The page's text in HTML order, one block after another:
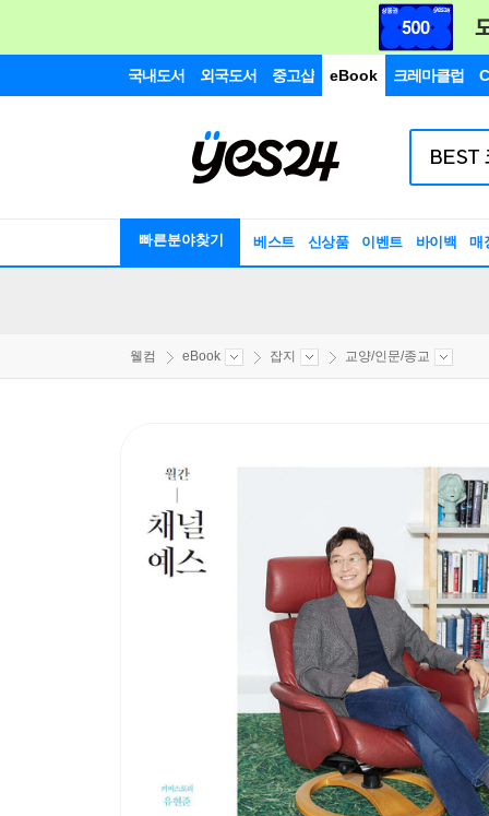
국내도서 외국도서 중고샵 eBook 크레마클럽
빠른분야찾기 베스트 신상품 이벤트 바이백 매
웰컴 eBook 잡지 교양/인문/종교